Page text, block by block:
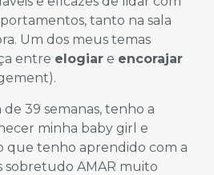
tanto na sala
Um dos meus temas
entre elogiar e encorajar
39 semanas, tenho a
minha baby girl e
que tenho aprendido com a
sobretudo AMAR muito